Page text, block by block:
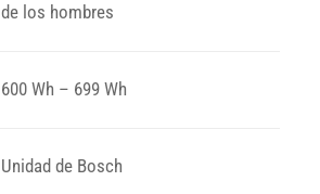
de los hombres
600 Wh – 699 Wh
Unidad de Bosch